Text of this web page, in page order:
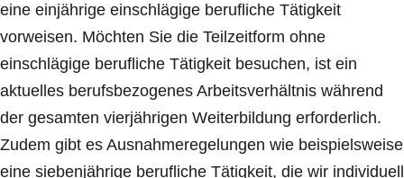
eine einjährige einschlägige berufliche Tätigkeit
vorweisen. Möchten Sie die Teilzeitform ohne
einschlägige berufliche Tätigkeit besuchen, ist ein
aktuelles berufsbezogenes Arbeitsverhältnis während
der gesamten vierjährigen Weiterbildung erforderlich.
Zudem gibt es Ausnahmeregelungen wie beispielsweise
eine siebenjährige berufliche Tätigkeit, die wir individuell